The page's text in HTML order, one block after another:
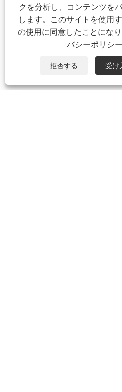
クを分析し、コンテンツを
します。このサイトを使用
の使用に同意したことになり
バシーポリシー
拒否する 受け